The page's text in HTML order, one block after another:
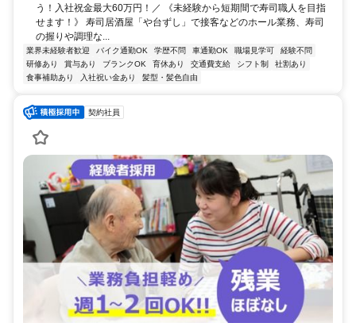
う！入社祝金最大60万円！／ 《未経験から短期間で寿司職人を目指
せます！》 寿司居酒屋「や台ずし」で接客などのホール業務、寿司
の握りや調理な...
業界未経験者歓迎 バイク通勤OK 学歴不問 車通勤OK 職場見学可
経験不問
研修あり
賞与あり ブランクOK 育休あり 交通費支給 シフト制
社割あり
食事補助あり
入社祝い金あり 髪型・髪色自由
契約社員